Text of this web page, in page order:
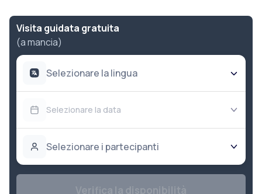
Visita guidata gratuita
(a mancia)
Selezionare la lingua
Selezionare la data
Selezionare i partecipanti